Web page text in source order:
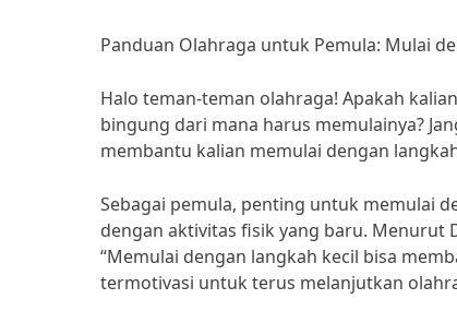
Panduan Olahraga untuk Pemula: Mulai
Halo teman-teman olahraga! Apakah
bingung dari mana harus memulainya?
membantu kalian memulai dengan
Sebagai pemula, penting untuk memulai
dengan aktivitas fisik yang baru. Menurut
“Memulai dengan langkah kecil bisa
termotivasi untuk terus melanjutkan